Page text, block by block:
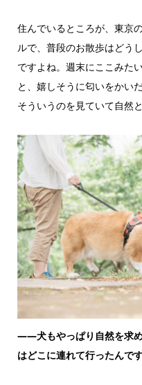
住んでいるところが、東京
ルで、普段のお散歩はどう
ですよね。週末にここみた
と、嬉しそうに匂いをかい
そういうのを見ていて自然と
——犬もやっぱり自然を求
はどこに連れて行ったんで